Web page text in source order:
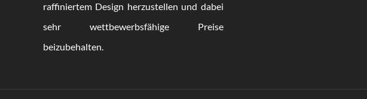
raffiniertem Design herzustellen und dabei
sehr wettbewerbsfähige Preise
beizubehalten.